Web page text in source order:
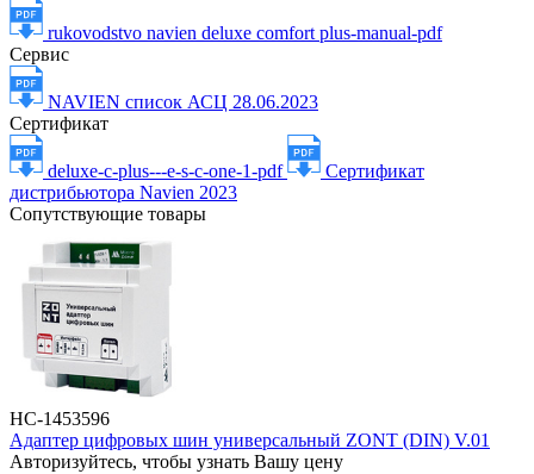
rukovodstvo navien deluxe comfort plus-manual-pdf
Сервис
NAVIEN cписок АСЦ 28.06.2023
Сертификат
deluxe-c-plus---e-s-c-one-1-pdf
Сертификат
дистрибьютора Navien 2023
Сопутствующие товары
НС-1453596
Адаптер цифровых шин универсальный ZONT (DIN) V.01
Авторизуйтесь, чтобы узнать Вашу цену